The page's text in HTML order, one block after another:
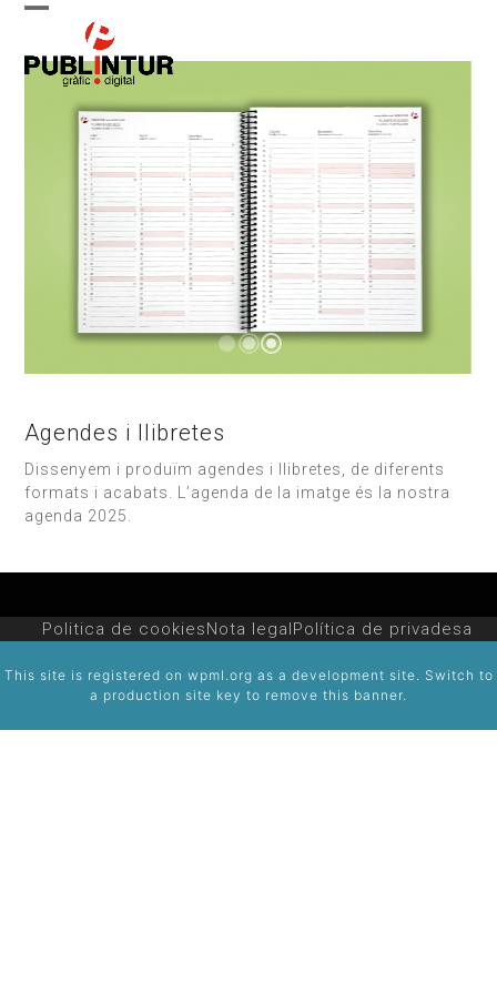
Skip
content
mobile
menu
Close
mobile
menu
Agendes i llibretes
Dissenyem i produïm agendes i llibretes, de diferents
formats i acabats. L’agenda de la imatge és la nostra
agenda 2025.
Politica de cookiesNota legalPolítica de privadesa
This site is registered on wpml.org as a development site. Switch to
a production site key to remove this banner.